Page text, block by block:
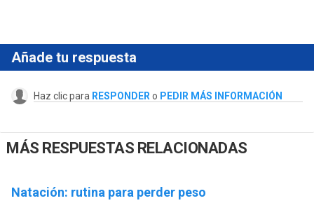
Añade tu respuesta
Haz clic para RESPONDER o PEDIR MÁS INFORMACIÓN
MÁS RESPUESTAS RELACIONADAS
Natación: rutina para perder peso